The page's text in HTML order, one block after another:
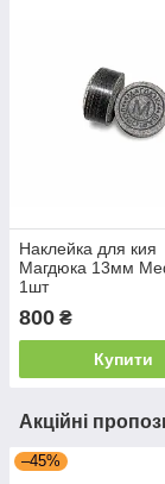
Наклейка для кия
Магдюка 13мм
1шт
800 ₴
Купити
Акційні
–45%